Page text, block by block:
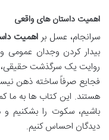
اهمیت داستان های واقعی
سرانجام، عسل بر اهمیت
بیدار کردن وجدان عمومی
روایت یک سرگذشت حقیقی،
فجایع صرفاً ساخته ذهن
هستند. این کتاب ها به
باشیم، سکوت را بشکنیم
دیدگان احساس کنیم.